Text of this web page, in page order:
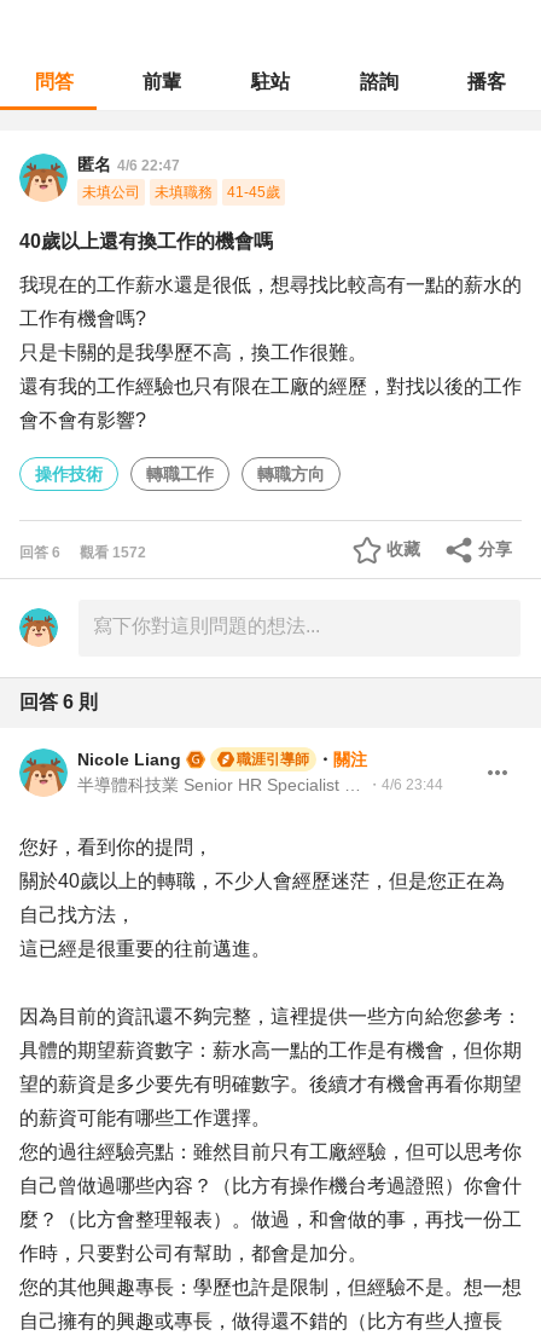
問答 前輩 駐站 諮詢 播客
匿名 4/6 22:47
未填公司
未填職務 41-45歲
40歲以上還有換工作的機會嗎
我現在的工作薪水還是很低，想尋找比較高有一點的薪水的
工作有機會嗎?
只是卡關的是我學歷不高，換工作很難。
還有我的工作經驗也只有限在工廠的經歷，對找以後的工作
會不會有影響?
操作技術 轉職工作 轉職方向
回答 6 觀看 1572 分享
收藏
回答 6 則
Nicole Liang 職涯引導師 ・ 關注
・ 4/6 23:44
您好，看到你的提問，
關於40歲以上的轉職，不少人會經歷迷茫，但是您正在為
自己找方法，
這已經是很重要的往前邁進。
因為目前的資訊還不夠完整，這裡提供一些方向給您參考：
具體的期望薪資數字：薪水高一點的工作是有機會，但你期
望的薪資是多少要先有明確數字。後續才有機會再看你期望
的薪資可能有哪些工作選擇。
您的過往經驗亮點：雖然目前只有工廠經驗，但可以思考你
自己曾做過哪些內容？（比方有操作機台考過證照）你會什
麼？（比方會整理報表）。做過，和會做的事，再找一份工
作時，只要對公司有幫助，都會是加分。
您的其他興趣專長：學歷也許是限制，但經驗不是。想一想
自己擁有的興趣或專長，做得還不錯的（比方有些人擅長